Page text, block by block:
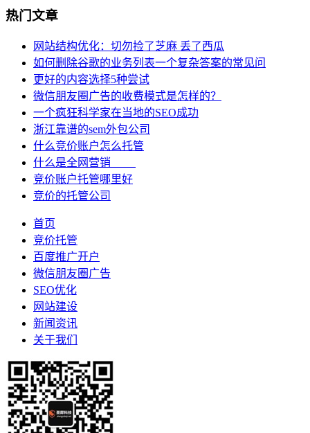
热门文章
网站结构优化：切勿捡了芝麻 丢了西瓜
如何删除谷歌的业务列表一个复杂答案的常见问
更好的内容选择5种尝试
微信朋友圈广告的收费模式是怎样的？
一个疯狂科学家在当地的SEO成功
浙江靠谱的sem外包公司
什么竞价账户怎么托管
什么是全网营销
竞价账户托管哪里好
竞价的托管公司
首页
竞价托管
百度推广开户
微信朋友圈广告
SEO优化
网站建设
新闻资讯
关于我们